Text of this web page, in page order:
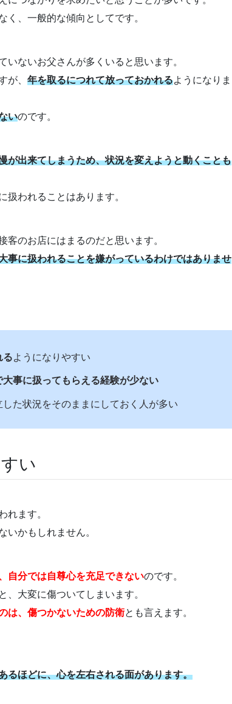
、一般的な傾向としてです。
ないお父さんが多くいると思います。
が、 年を取るにつれて放っておかれるようになりま
いのです。
が出来てしまうため、状況を変えようと動くことも
扱われることはあります。
のお店にはまるのだと思います。
事に扱われることを嫌がっているわけではありませ
るようになりやすい
大事に扱ってもらえる経験が少ない
た状況をそのままにしておく人が多い
い
れます。
いかもしれません。
自分では自尊心を充足できないのです。
、大変に傷ついてしまいます。
は、傷つかないための防衛とも言えます。
るほどに、心を左右される面があります。